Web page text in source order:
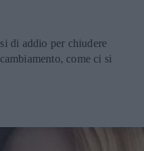
di addio per chiudere
come ci si